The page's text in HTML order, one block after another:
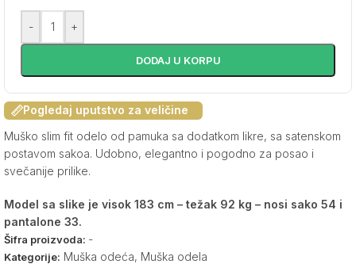
- +
DODAJ U KORPU
Pogledaj uputstvo za veličine
Muško slim fit odelo od pamuka sa dodatkom likre, sa satenskom
postavom sakoa. Udobno, elegantno i pogodno za posao i
svečanije prilike.
Model sa slike je visok 183 cm – težak 92 kg – nosi sako 54 i
pantalone 33.
Šifra proizvoda: -
Kategorije: Muška odeća, Muška odela